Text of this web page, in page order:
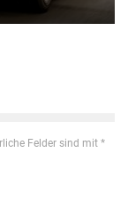
Felder sind mit *